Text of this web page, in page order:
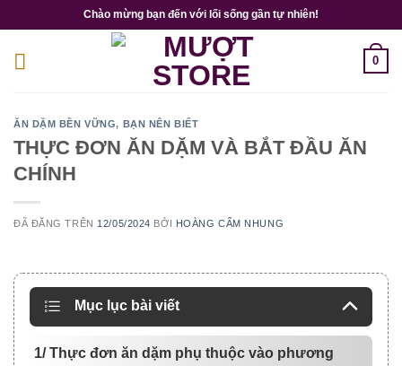
đến
nội
Chào mừng bạn đến với lối sống gần tự nhiên!
0
ĂN DẶM BỀN VỮNG, BẠN NÊN BIẾT
THỰC ĐƠN ĂN DẶM VÀ BẮT ĐẦU ĂN
CHÍNH
ĐÃ ĐĂNG TRÊN 12/05/2024 BỞI HOÀNG CẨM NHUNG
Mục lục bài viết
1/ Thực đơn ăn dặm phụ thuộc vào phương